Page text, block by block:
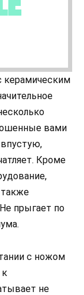
керамическим
вами
Кроме
прыгает по
с ножом
не